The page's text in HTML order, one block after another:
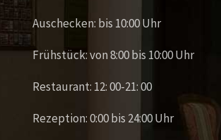
Auschecken: bis 10:00 Uhr
Frühstück: von 8:00 bis 10:00 Uhr
Restaurant: 12: 00-21: 00
Rezeption: 0:00 bis 24:00 Uhr